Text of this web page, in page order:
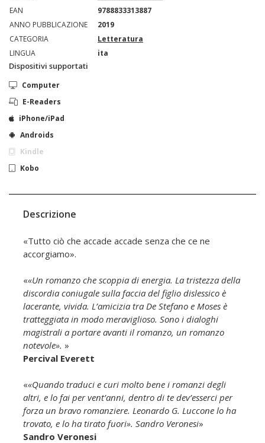
EAN
9788833313887
ANNO PUBBLICAZIONE
2019
CATEGORIA
Letteratura
LINGUA
ita
Dispositivi supportati
Computer
E-Readers
iPhone/iPad
Androids
Kindle
Kobo
Descrizione
«Tutto ciò che accade accade senza che ce ne
accorgiamo».
««Un romanzo che scoppia di energia. La tristezza della
discordia coniugale sulla faccia del figlio dislessico è
lacerante, vivida. L’amicizia tra De Stefano e Moses è
tratteggiata in modo meraviglioso. Sono i dialoghi
magistrali a portare avanti il romanzo, un romanzo
notevole». »
Percival Everett
««Quando traduci e curi molto bene i romanzi degli
altri, e lo fai per vent’anni, dentro di te dev’esserci per
forza un bravo romanziere. Leonardo G. Luccone lo ha
trovato, e lo ha tirato fuori». Sandro Veronesi»
Sandro Veronesi